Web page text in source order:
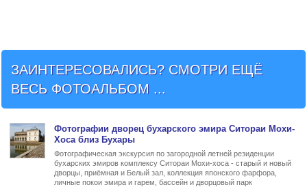
ЗАИНТЕРЕСОВАЛИСЬ? СМОТРИ ЕЩЁ
ВЕСЬ ФОТОАЛЬБОМ ...
Фотографии дворец бухарского эмира Ситораи Мохи-
Хоса близ Бухары
Фотографическая экскурсия по загородной летней резиденции
бухарских эмиров комплексу Ситораи Мохи-хоса - старый и новый
дворцы, приёмная и Белый зал, коллекция японского фарфора,
личные покои эмира и гарем, бассейн и дворцовый парк